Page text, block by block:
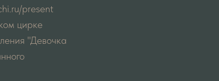
present
цирке
"Девочка